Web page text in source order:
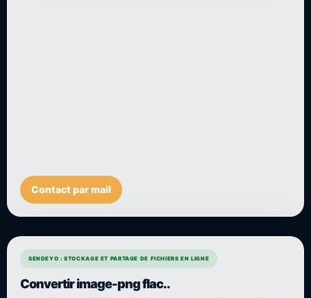
Contact par mail
SENDEYO : STOCKAGE ET PARTAGE DE FICHIERS EN LIGNE
Convertir image-png flac..